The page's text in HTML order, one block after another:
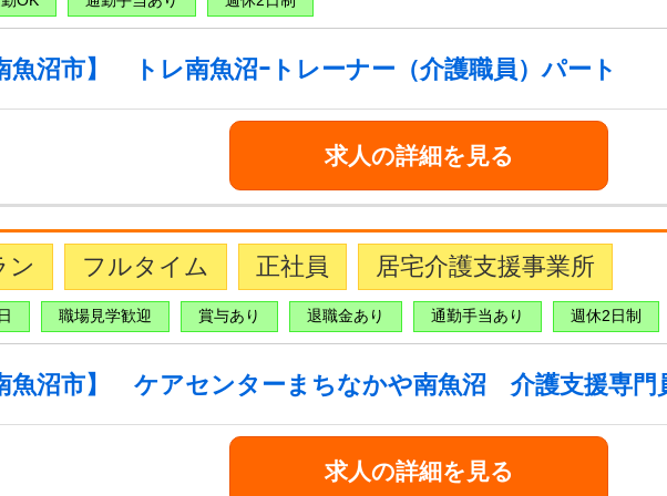
魚沼市】 トレ南魚沼ｰトレーナー（介護職員）パート
求人の詳細を見る
ン フルタイム 正社員 居宅介護支援事業所
職場見学歓迎 賞与あり 退職金あり 通勤手当あり 週休2日制
魚沼市】 ケアセンターまちなかや南魚沼 介護支援専門
求人の詳細を見る